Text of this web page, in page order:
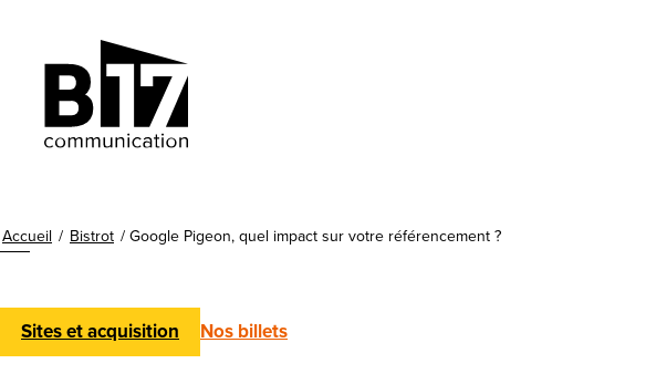
Accueil / Bistrot /Google Pigeon, quel impact sur votre référencement ?
Sites et acquisition Nos billets